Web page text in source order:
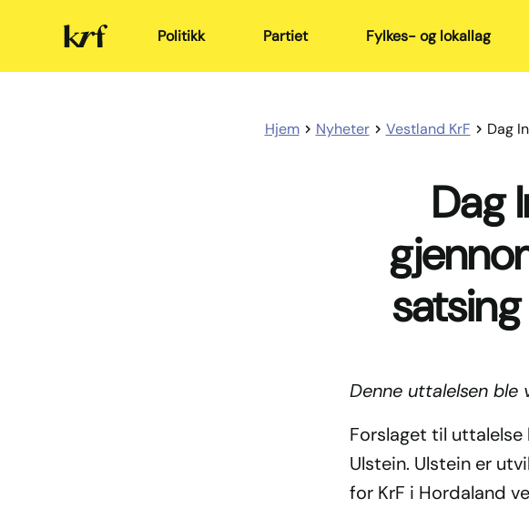
Kristelig
Folkeparti Politikk Partiet Fylkes- og lokallag
Hjem Nyheter Vestland KrF Dag
Dag
Denne uttalelsen
Forslaget til
Ulstein. Ulstein er
for KrF i Hordaland